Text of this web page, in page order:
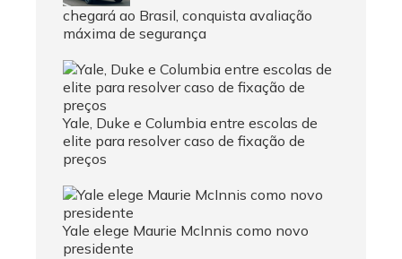
chegará ao Brasil, conquista avaliação
máxima de segurança
Yale, Duke e Columbia entre escolas de
elite para resolver caso de fixação de
preços
Yale elege Maurie McInnis como novo
presidente